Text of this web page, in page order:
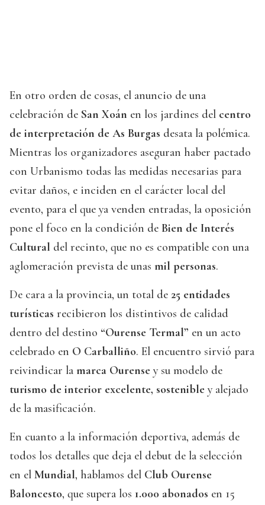
En otro orden de cosas, el anuncio de una
celebración de San Xoán en los jardines del centro
de interpretación de As Burgas desata la polémica.
Mientras los organizadores aseguran haber pactado
con Urbanismo todas las medidas necesarias para
evitar daños, e inciden en el carácter local del
evento, para el que ya venden entradas, la oposición
pone el foco en la condición de Bien de Interés
Cultural del recinto, que no es compatible con una
aglomeración prevista de unas mil personas.
De cara a la provincia, un total de 25 entidades
turísticas recibieron los distintivos de calidad
dentro del destino “Ourense Termal” en un acto
celebrado en O Carballiño. El encuentro sirvió para
reivindicar la marca Ourense y su modelo de
turismo de interior excelente, sostenible y alejado
de la masificación.
En cuanto a la información deportiva, además de
todos los detalles que deja el debut de la selección
en el Mundial, hablamos del Club Ourense
Baloncesto, que supera los 1.000 abonados en 15